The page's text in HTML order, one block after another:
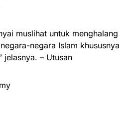
muslihat untuk menghalang
negara Islam khususnya
jelasnya. – Utusan